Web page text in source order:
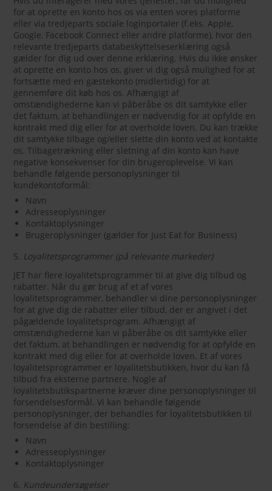
for at oprette en konto hos os via enten vores platforme
eller via tredjeparts sociale loginportaler (f.eks. Apple,
Google, Facebook Connect eller andre platforme), hvor den
relevante tredjeparts databeskyttelseserklæring også
gælder for dig ud over denne erklæring. Hvis du ikke ønsker
at oprette en konto hos os, giver vi dig også mulighed for at
fortsætte med en gæstekonto (midlertidig) for at
gennemføre dit køb hos os. Afhængigt af
omstændighederne kan vi påberåbe os dit samtykke eller
det faktum, at behandlingen er nødvendig for at opfylde en
kontrakt med dig eller for at overholde loven. Du kan trække
dit samtykke tilbage og/eller slette din konto ved at kontakte
os. Tilbagetrækning eller sletning af din konto kan have
negative konsekvenser for din brugeroplevelse. Vi kan
behandle følgende personoplysninger til
kundekontoformål:
Navn
Adresseoplysninger
Kontaktoplysninger
Brugeroplysninger (gælder for Just Eat for Business)
5. Loyalitetsprogrammer (på relevante markeder)
JET har flere loyalitetsprogrammer til at give dig tilbud og
rabatter. Når du gør brug af et af vores
loyalitetsprogrammer, behandler vi dine personoplysninger
for at give dig de rabatter eller tilbud, der er angivet i det
pågældende loyalitetsprogram. Afhængigt af
omstændighederne kan vi påberåbe os dit samtykke eller
det faktum, at behandlingen er nødvendig for at opfylde en
kontrakt med dig eller for at overholde loven. Et af vores
loyalitetsprogrammer er loyalitetsbutikken, hvor du kan få
tilbud fra eksterne partnere. Nogle af
loyalitetsbutikspartnerne kræver dine personoplysninger til
forsendelsesformål. Vi kan behandle følgende
personoplysninger, der behandles for loyalitetsbutikken til
forsendelse af din bestilling:
Navn
Adresseoplysninger
Kontaktoplysninger
6. Kundeundersøgelser